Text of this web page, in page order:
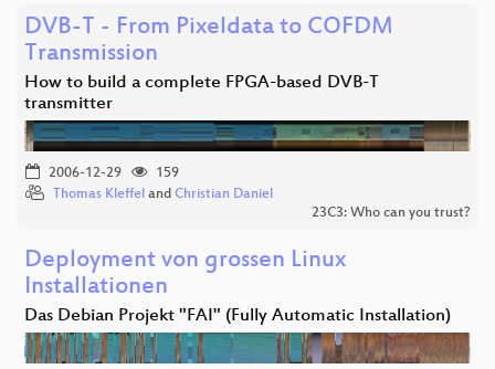
DVB-T - From Pixeldata to COFDM
Transmission
How to build a complete FPGA-based DVB-T
transmitter
2006-12-29
159
Thomas Kleffel and Christian Daniel
23C3: Who can you trust?
Deployment von grossen Linux
Installationen
Das Debian Projekt "FAI" (Fully Automatic Installation)